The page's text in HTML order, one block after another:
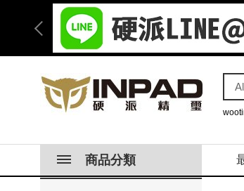
商品分類